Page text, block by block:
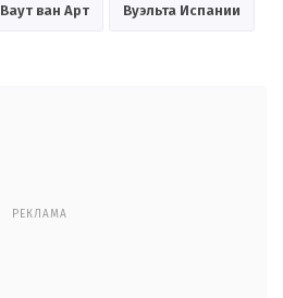
Ваут ван Арт Вуэльта Испании
РЕКЛАМА